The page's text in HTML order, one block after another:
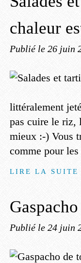
chaleur
Publié le 26 juin
littéralement
pas cuire le riz,
mieux :-) Vous
comme pour
LIRE LA SUITE
Publié le 24 juin